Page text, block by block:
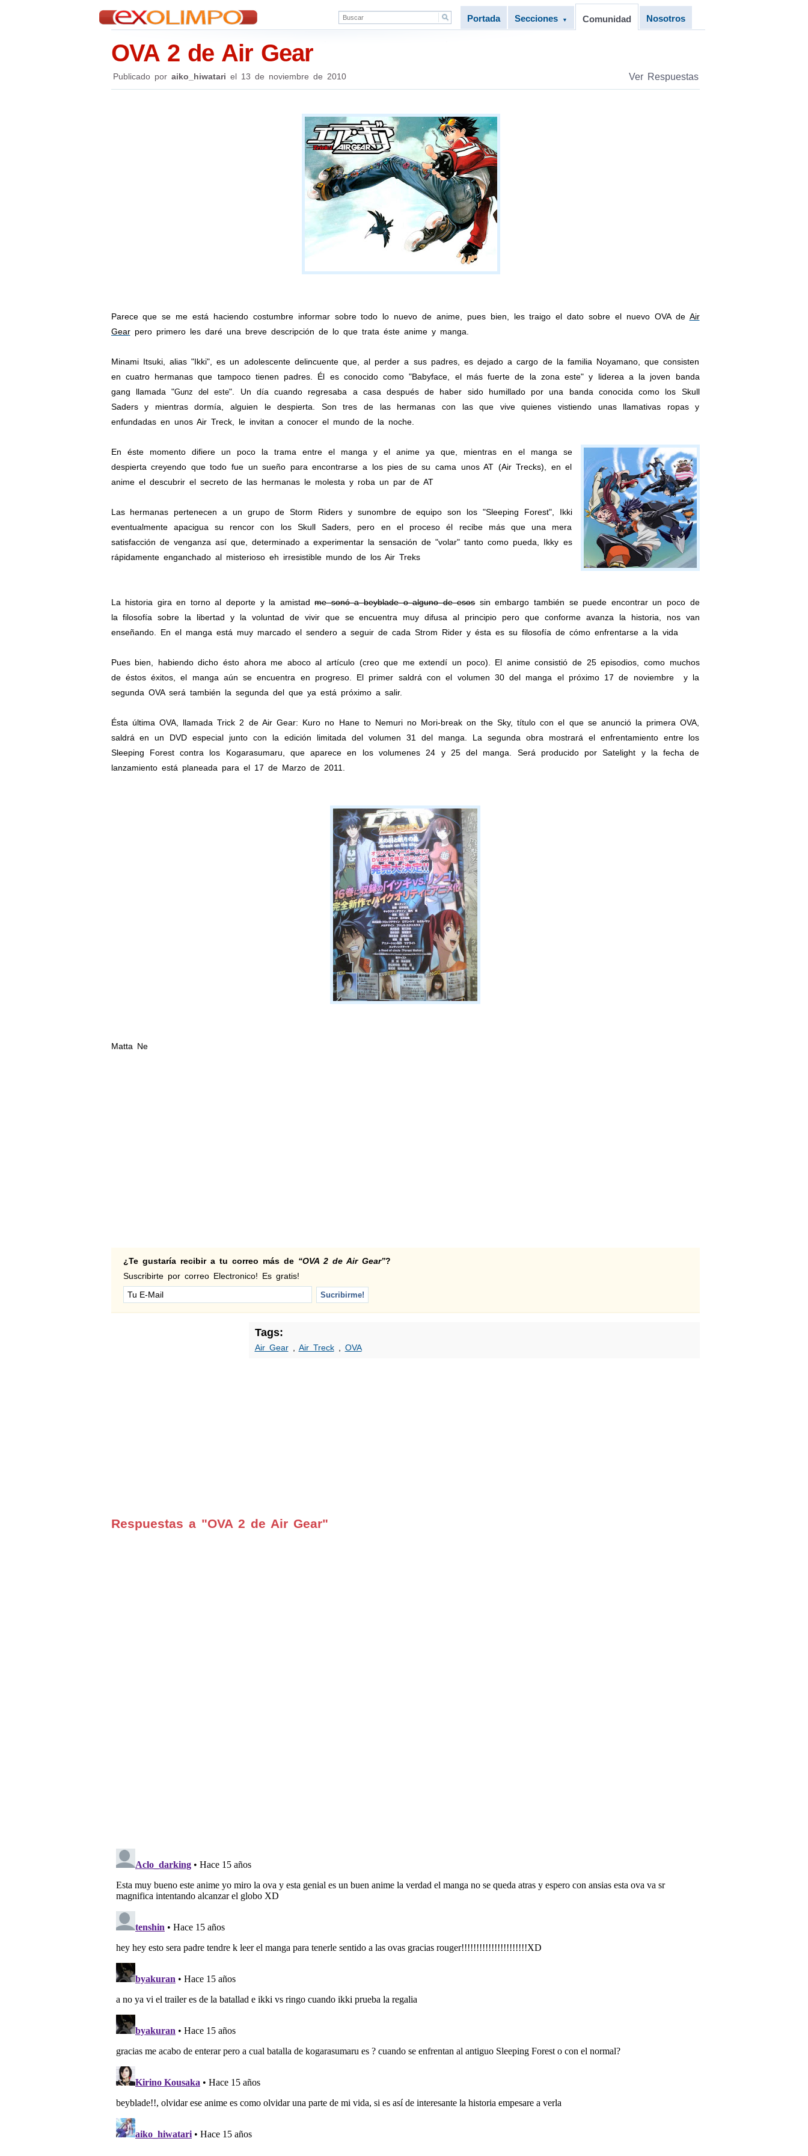
Portada Secciones ▼ Comunidad Nosotros
OVA 2 de Air Gear
Publicado por aiko_hiwatari el 13 de noviembre de 2010 Ver Respuestas
Parece que se me está haciendo costumbre informar sobre todo lo nuevo de anime, pues bien, les traigo el dato sobre el nuevo OVA de Air
Gearpero primero les daré una breve descripción de lo que trata éste anime y manga.
Minami Itsuki, alias "Ikki", es un adolescente delincuente que, al perder a sus padres, es dejado a cargo de la familia Noyamano, que consisten
en cuatro hermanas que tampoco tienen padres. Él es conocido como "Babyface, el más fuerte de la zona este" y liderea a la joven banda
gang llamada "Gunz del este". Un día cuando regresaba a casa después de haber sido humillado por una banda conocida como los Skull
Saders y mientras dormía, alguien le despierta. Son tres de las hermanas con las que vive quienes vistiendo unas llamativas ropas y
enfundadas en unos Air Treck, le invitan a conocer el mundo de la noche.
En éste momento difiere un poco la trama entre el manga y el anime ya que, mientras en el manga se
despierta creyendo que todo fue un sueño para encontrarse a los pies de su cama unos AT (Air Trecks), en el
anime el descubrir el secreto de las hermanas le molesta y roba un par de AT
Las hermanas pertenecen a un grupo de Storm Riders y sunombre de equipo son los "Sleeping Forest", Ikki
eventualmente apacigua su rencor con los Skull Saders, pero en el proceso él recibe más que una mera
satisfacción de venganza así que, determinado a experimentar la sensación de "volar" tanto como pueda, Ikky es
rápidamente enganchado al misterioso eh irresistible mundo de los Air Treks
La historia gira en torno al deporte y la amistadme sonó a beyblade o alguno de esossin embargo también se puede encontrar un poco de
la filosofía sobre la libertad y la voluntad de vivir que se encuentra muy difusa al principio pero que conforme avanza la historia, nos van
enseñando. En el manga está muy marcado el sendero a seguir de cada Strom Rider y ésta es su filosofía de cómo enfrentarse a la vida
Pues bien, habiendo dicho ésto ahora me aboco al artículo (creo que me extendí un poco). El anime consistió de 25 episodios, como muchos
de éstos éxitos, el manga aún se encuentra en progreso. El primer saldrá con el volumen 30 del manga el próximo 17 de noviembre y la
segunda OVA será también la segunda del que ya está próximo a salir.
Ésta última OVA, llamada Trick 2 de Air Gear: Kuro no Hane to Nemuri no Mori-break on the Sky, título con el que se anunció la primera OVA,
saldrá en un DVD especial junto con la edición limitada del volumen 31 del manga. La segunda obra mostrará el enfrentamiento entre los
Sleeping Forest contra los Kogarasumaru, que aparece en los volumenes 24 y 25 del manga. Será producido por Satelight y la fecha de
lanzamiento está planeada para el 17 de Marzo de 2011.
Matta Ne
¿Te gustaría recibir a tu correo más de “OVA 2 de Air Gear”?
Suscribirte por correo Electronico! Es gratis!
Tags:
Air Gear, Air Treck, OVA
Respuestas a "OVA 2 de Air Gear"